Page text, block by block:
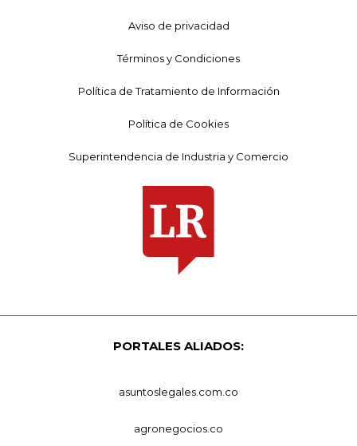
Aviso de privacidad
Términos y Condiciones
Política de Tratamiento de Información
Política de Cookies
Superintendencia de Industria y Comercio
PORTALES ALIADOS:
asuntoslegales.com.co
agronegocios.co